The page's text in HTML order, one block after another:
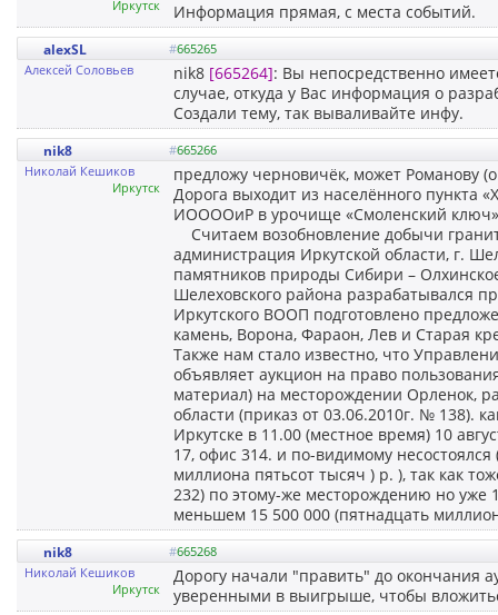
Иркутск
Информация прямая, с места событий.
alexSL #665265
Алексей Соловьев
nik8 [665264]: Вы непосредственно
случае, откуда у Вас информация о
Создали тему, так вываливайте инфу.
nik8 #665266
Николай Кешиков
Иркутск
предложу черновичёк, может Романову
Дорога выходит из населённого пункта
ИООООиР в урочище «Смоленский ключ»
Считаем возобновление добычи
администрация Иркутской области, г.
памятников природы Сибири –
Шелеховского района разрабатывался
Иркутского ВООП подготовлено
камень, Ворона, Фараон, Лев и Старая
Также нам стало известно, что
объявляет аукцион на право
материал) на месторождении Орленок,
области (приказ от 03.06.2010г. № 138).
Иркутске в 11.00 (местное время) 10
17, офис 314. и по-видимому несостоялся
миллиона пятьсот тысяч ) р. ), так как
232) по этому-же месторождению но уже
меньшем 15 500 000 (пятнадцать
nik8 #665268
Николай Кешиков
Иркутск
Дорогу начали "править" до окончания
уверенными в выигрыше, чтобы